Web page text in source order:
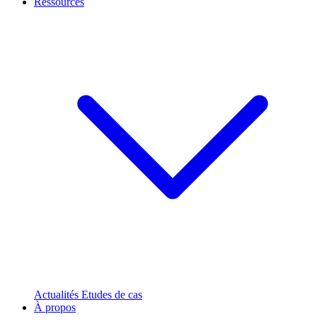
Actualités Etudes de cas
À propos